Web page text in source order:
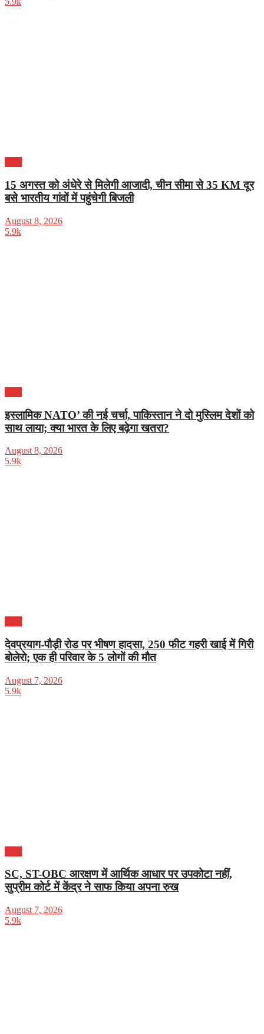
15 अगस्त को अंधेरे से मिलेगी आजादी, चीन सीमा से 35 KM दूर
बसे भारतीय गांवों में पहुंचेगी बिजली
August 8, 2026
5.9k
इस्लामिक NATO’ की नई चर्चा, पाकिस्तान ने दो मुस्लिम देशों को
साथ लाया; क्या भारत के लिए बढ़ेगा खतरा?
August 8, 2026
5.9k
देवप्रयाग-पौड़ी रोड पर भीषण हादसा, 250 फीट गहरी खाई में गिरी
बोलेरो; एक ही परिवार के 5 लोगों की मौत
August 7, 2026
5.9k
SC, ST-OBC आरक्षण में आर्थिक आधार पर उपकोटा नहीं,
सुप्रीम कोर्ट में केंद्र ने साफ किया अपना रुख
August 7, 2026
5.9k